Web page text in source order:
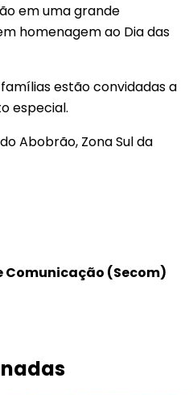
em uma grande
homenagem ao Dia das
estão convidadas a
especial.
Abobrão, Zona Sul da
Comunicação (Secom)